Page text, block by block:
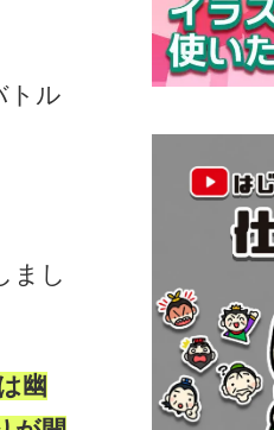
トル
まし
幽